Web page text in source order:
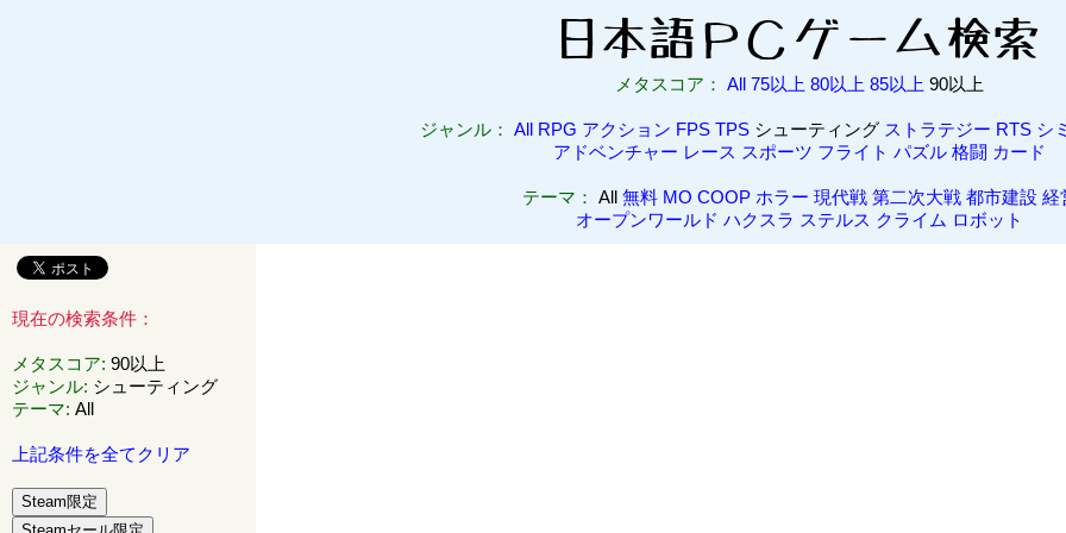
メタスコア： All 75以上 80以上 85以上 90以上
ジャンル： All RPG アクション FPS TPS シューティング ストラテジー RTS シ
アドベンチャー レース スポーツ フライト パズル 格闘 カード
テーマ： All 無料 MO COOP ホラー 現代戦 第二次大戦 都市建設 経
オープンワールド ハクスラ ステルス クライム ロボット
現在の検索条件：
メタスコア: 90以上
ジャンル: シューティング
テーマ: All
上記条件を全てクリア